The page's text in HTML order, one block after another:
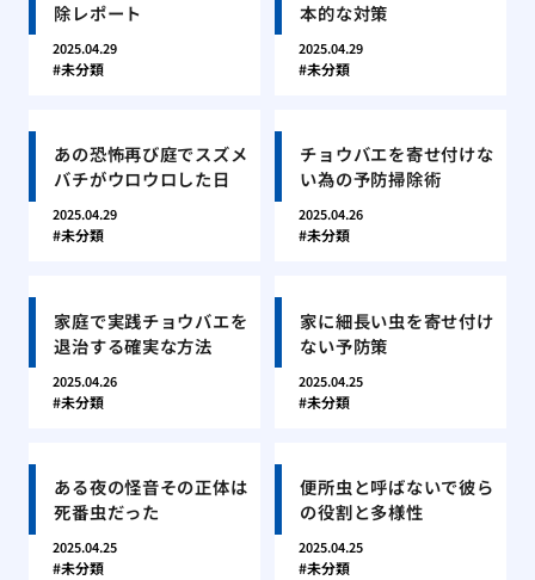
除レポート
2025.04.29
未分類
本的な対策
2025.04.29
未分類
あの恐怖再び庭でスズメ
バチがウロウロした日
2025.04.29
未分類
チョウバエを寄せ付けな
い為の予防掃除術
2025.04.26
未分類
家庭で実践チョウバエを
退治する確実な方法
2025.04.26
未分類
家に細長い虫を寄せ付け
ない予防策
2025.04.25
未分類
ある夜の怪音その正体は
死番虫だった
2025.04.25
未分類
便所虫と呼ばないで彼ら
の役割と多様性
2025.04.25
未分類